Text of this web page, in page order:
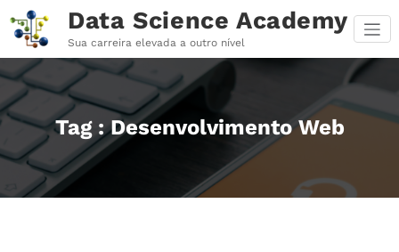
para
conteúdo
Data Science Academy
Sua carreira elevada a outro nível
Tag : Desenvolvimento Web